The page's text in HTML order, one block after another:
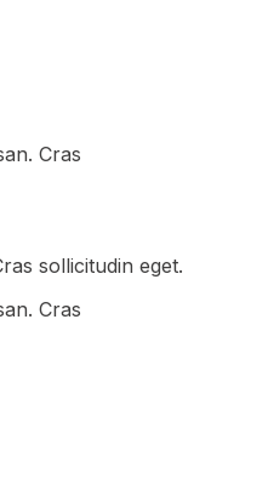
Cras
sollicitudin eget.
Cras